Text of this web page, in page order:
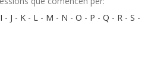
I - J - K - L - M - N - O - P - Q - R - S -